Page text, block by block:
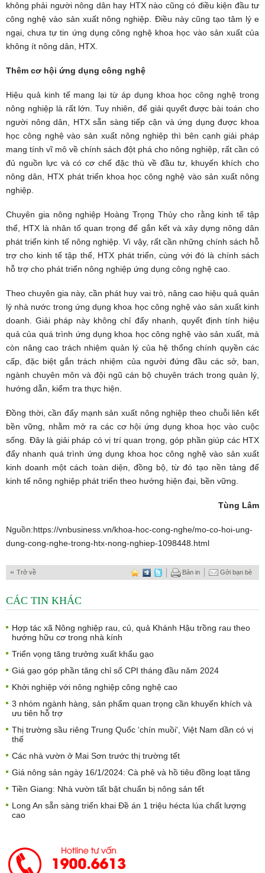
không phải người nông dân hay HTX nào cũng có điều kiện đầu tư
công nghệ vào sản xuất nông nghiệp. Điều này cũng tạo tâm lý e
ngại, chưa tự tin ứng dụng công nghệ khoa học vào sản xuất của
không ít nông dân, HTX.
Thêm cơ hội ứng dụng công nghệ
Hiệu quả kinh tế mang lại từ áp dụng khoa học công nghệ trong
nông nghiệp là rất lớn. Tuy nhiên, để giải quyết được bài toán cho
người nông dân, HTX sẵn sàng tiếp cận và ứng dụng được khoa
học công nghệ vào sản xuất nông nghiệp thì bên cạnh giải pháp
mang tính vĩ mô về chính sách đột phá cho nông nghiệp, rất cần có
đủ nguồn lực và có cơ chế đặc thù về đầu tư, khuyến khích cho
nông dân, HTX phát triển khoa học công nghệ vào sản xuất nông
nghiệp.
Chuyên gia nông nghiệp Hoàng Trọng Thủy cho rằng kinh tế tập
thể, HTX là nhân tố quan trọng để gắn kết và xây dựng nông dân
phát triển kinh tế nông nghiệp. Vì vậy, rất cần những chính sách hỗ
trợ cho kinh tế tập thể, HTX phát triển, cùng với đó là chính sách
hỗ trợ cho phát triển nông nghiệp ứng dụng công nghệ cao.
Theo chuyên gia này, cần phát huy vai trò, nâng cao hiệu quả quản
lý nhà nước trong ứng dụng khoa học công nghệ vào sản xuất kinh
doanh. Giải pháp này không chỉ đẩy nhanh, quyết định tính hiệu
quả của quá trình ứng dụng khoa học công nghệ vào sản xuất, mà
còn nâng cao trách nhiệm quản lý của hệ thống chính quyền các
cấp, đặc biệt gắn trách nhiệm của người đứng đầu các sở, ban,
ngành chuyên môn và đội ngũ cán bộ chuyên trách trong quản lý,
hướng dẫn, kiểm tra thực hiện.
Đồng thời, cần đẩy mạnh sản xuất nông nghiệp theo chuỗi liên kết
bền vững, nhằm mở ra các cơ hội ứng dụng khoa học vào cuộc
sống. Đây là giải pháp có vị trí quan trọng, góp phần giúp các HTX
đẩy nhanh quá trình ứng dụng khoa học công nghệ vào sản xuất
kinh doanh một cách toàn diện, đồng bộ, từ đó tạo nền tảng để
kinh tế nông nghiệp phát triển theo hướng hiện đại, bền vững.
Tùng Lâm
Nguồn:https://vnbusiness.vn/khoa-hoc-cong-nghe/mo-co-hoi-ung-
dung-cong-nghe-trong-htx-nong-nghiep-1098448.html
Trở về Gởi bạn bè
Bản in
CÁC TIN KHÁC
Hợp tác xã Nông nghiệp rau, củ, quả Khánh Hậu trồng rau theo
hướng hữu cơ trong nhà kính
Triển vọng tăng trưởng xuất khẩu gạo
Giá gạo góp phần tăng chỉ số CPI tháng đầu năm 2024
Khởi nghiệp với nông nghiệp công nghệ cao
3 nhóm ngành hàng, sản phẩm quan trọng cần khuyến khích và
ưu tiên hỗ trợ
Thị trường sầu riêng Trung Quốc ‘chín muồi', Việt Nam dần có vị
thế
Các nhà vườn ở Mai Sơn trước thị trường tết
Giá nông sản ngày 16/1/2024: Cà phê và hồ tiêu đồng loạt tăng
Tiền Giang: Nhà vườn tất bật chuẩn bị nông sản tết
Long An sẵn sàng triển khai Đề án 1 triệu hécta lúa chất lượng
cao